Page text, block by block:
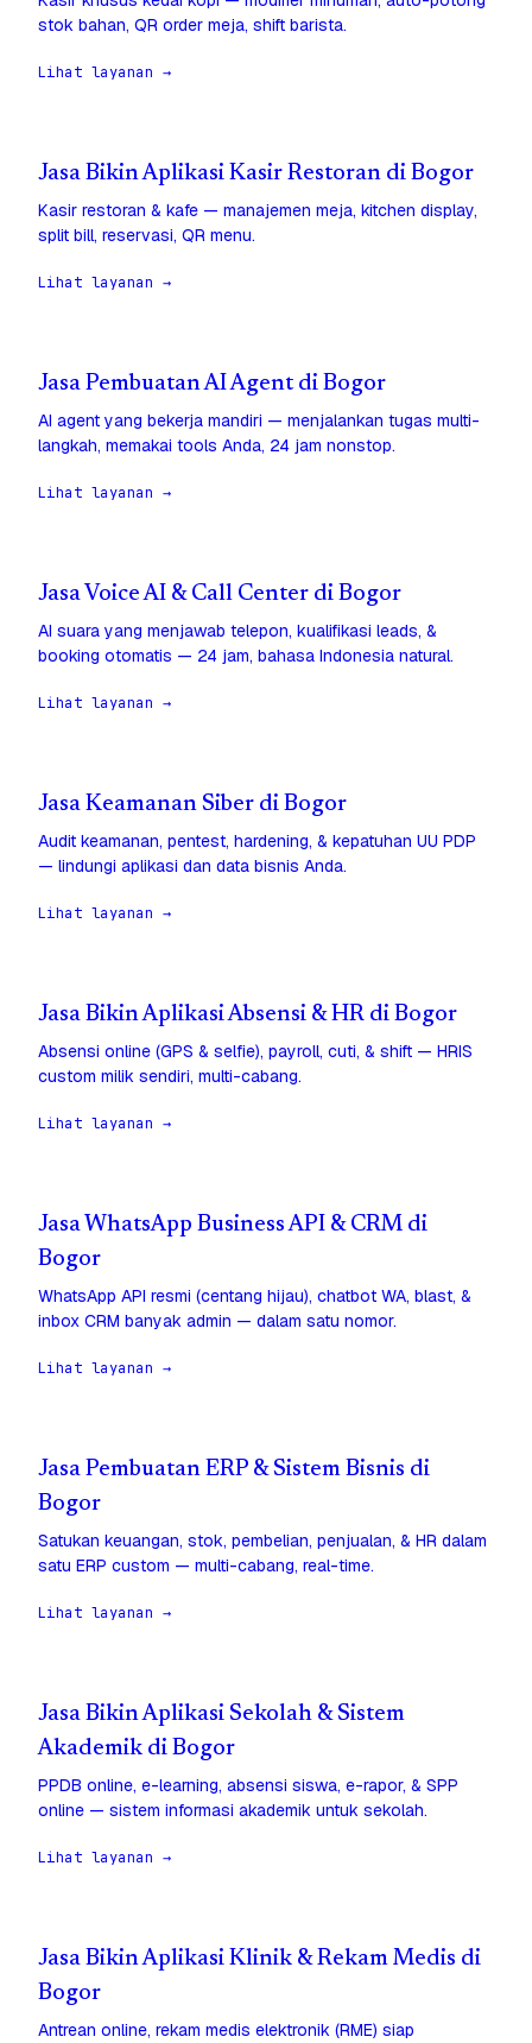
stok bahan, QR order meja, shift barista.
Lihat layanan →
Jasa Bikin Aplikasi Kasir Restoran di Bogor
Kasir restoran & kafe — manajemen meja, kitchen display,
split bill, reservasi, QR menu.
Lihat layanan →
Jasa Pembuatan AI Agent di Bogor
AI agent yang bekerja mandiri — menjalankan tugas multi-
langkah, memakai tools Anda, 24 jam nonstop.
Lihat layanan →
Jasa Voice AI & Call Center di Bogor
AI suara yang menjawab telepon, kualifikasi leads, &
booking otomatis — 24 jam, bahasa Indonesia natural.
Lihat layanan →
Jasa Keamanan Siber di Bogor
Audit keamanan, pentest, hardening, & kepatuhan UU PDP
— lindungi aplikasi dan data bisnis Anda.
Lihat layanan →
Jasa Bikin Aplikasi Absensi & HR di Bogor
Absensi online (GPS & selfie), payroll, cuti, & shift — HRIS
custom milik sendiri, multi-cabang.
Lihat layanan →
Jasa WhatsApp Business API & CRM di
Bogor
WhatsApp API resmi (centang hijau), chatbot WA, blast, &
inbox CRM banyak admin — dalam satu nomor.
Lihat layanan →
Jasa Pembuatan ERP & Sistem Bisnis di
Bogor
Satukan keuangan, stok, pembelian, penjualan, & HR dalam
satu ERP custom — multi-cabang, real-time.
Lihat layanan →
Jasa Bikin Aplikasi Sekolah & Sistem
Akademik di Bogor
PPDB online, e-learning, absensi siswa, e-rapor, & SPP
online — sistem informasi akademik untuk sekolah.
Lihat layanan →
Jasa Bikin Aplikasi Klinik & Rekam Medis di
Bogor
Antrean online, rekam medis elektronik (RME) siap